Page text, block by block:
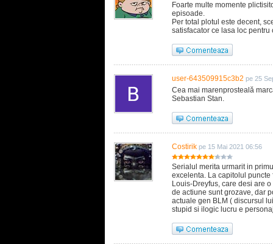
Foarte multe momente
episoade.
Per total plotul este decent,
satisfacator ce lasa loc
user-643509915c3b2 pe 25
Cea mai marenprosteală
Sebastian Stan.
Costirik pe 15 Mai 2021 06:56
Serialul merita urmarit in
excelenta. La capitolul
Louis-Dreyfus, care desi are
de actiune sunt grozave, dar
actuale gen BLM ( discursul
stupid si ilogic lucru e